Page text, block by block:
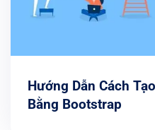
Hướng Dẫn Cách
Bằng Bootstrap